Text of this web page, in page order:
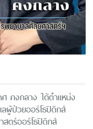
คงกลาง ได้ตำแหน่ง
ผู้ป่วยออร์โธปิดิกส์
สตร์ออร์โธปิดิกส์